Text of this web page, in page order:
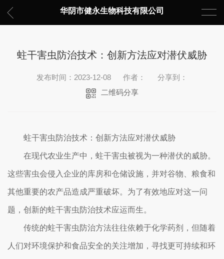
华阴市健永生物科技有限公司
蛀干害虫防治技术：创新方法应对潜伏威胁
发布时间：2023-12-08 作者：
分享到：
二维码分享
蛀干害虫防治技术：创新方法应对潜伏威胁
在现代农业生产中，蛀干害虫被视为一种潜伏的威胁。
这些害虫会侵入企业的库房和仓储设施，并对谷物、粮食和
其他重要的农产品造成严重破坏。为了有效地应对这一问
题，创新的蛀干害虫防治技术应运而生。
传统的蛀干害虫防治方法往往依赖于化学药剂，但随着
人们对环境保护和食品安全的关注增加，寻找更可持续和环